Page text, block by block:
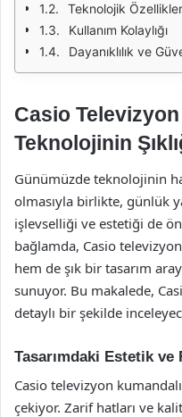
Teknolojik Özellikler
Kullanım Kolaylığı
Dayanıklılık ve
Casio
Teknolojinin
Günümüzde teknolojinin
olmasıyla birlikte, günlük
işlevselliği ve estetiği de
bağlamda, Casio
hem de şık bir tasarım
sunuyor. Bu makalede,
detaylı bir şekilde
Tasarımdaki Estetik
Casio televizyon
çekiyor. Zarif hatları ve